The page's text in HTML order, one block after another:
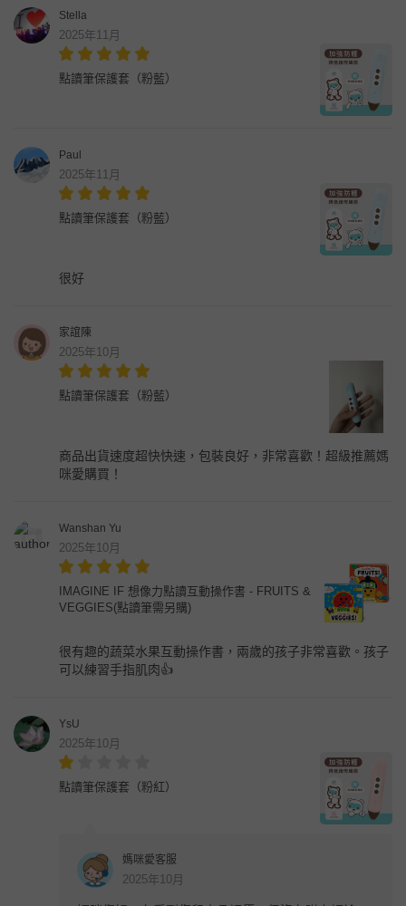
Stella
2025年11月
點讀筆保護套（粉藍）
Paul
2025年11月
點讀筆保護套（粉藍）
很好
家誼陳
2025年10月
點讀筆保護套（粉藍）
商品出貨速度超快快速，包裝良好，非常喜歡！超級推薦媽
咪愛購買！
Wanshan Yu
2025年10月
IMAGINE IF 想像力點讀互動操作書 - FRUITS &
VEGGIES(點讀筆需另購)
很有趣的蔬菜水果互動操作書，兩歲的孩子非常喜歡。孩子
可以練習手指肌肉👍
YsU
2025年10月
點讀筆保護套（粉紅）
媽咪愛客服
2025年10月